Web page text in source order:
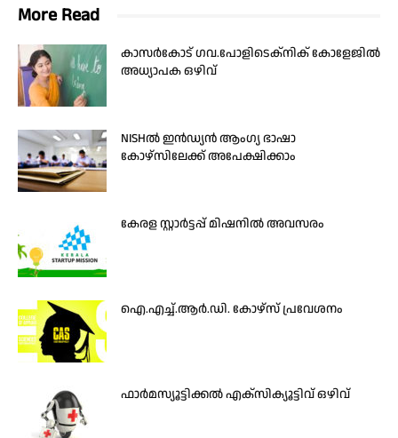
More Read
കാസര്‍കോട് ഗവ.പോളിടെക്‌നിക് കോളേജില്‍
അധ്യാപക ഒഴിവ്
NISHൽ ഇൻഡ്യൻ ആംഗ്യ ഭാഷാ
കോഴ്സിലേക്ക് അപേക്ഷിക്കാം
കേരള സ്റ്റാർട്ടപ്പ് മിഷനിൽ അവസരം
ഐ.എച്ച്.ആർ.ഡി. കോഴ്‌സ് പ്രവേശനം
ഫാർമസ്യൂട്ടിക്കൽ എക്സിക്യൂട്ടിവ് ഒഴിവ്